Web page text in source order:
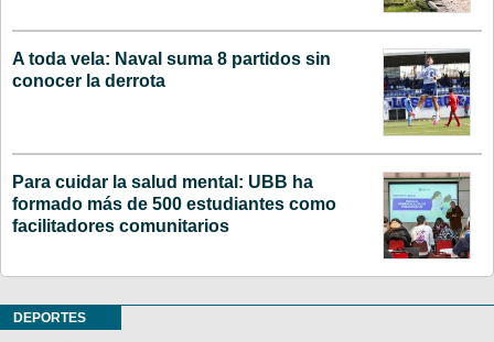
A toda vela: Naval suma 8 partidos sin
conocer la derrota
Para cuidar la salud mental: UBB ha
formado más de 500 estudiantes como
facilitadores comunitarios
DEPORTES